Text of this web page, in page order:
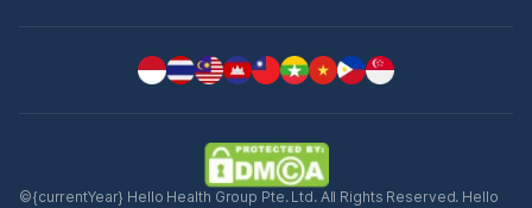
©{currentYear} Hello Health Group Pte. Ltd. All Rights Reserved. Hello